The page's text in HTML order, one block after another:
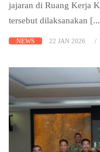
jajaran di Ruang Kerja
tersebut dilaksanakan
NEWS 22 JAN 2026